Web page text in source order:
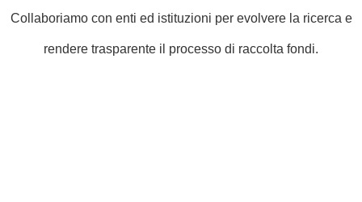
Collaboriamo con enti ed istituzioni per evolvere la ricerca e
rendere trasparente il processo di raccolta fondi.